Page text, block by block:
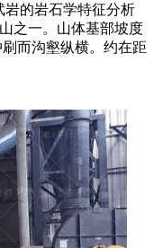
岩的岩石学特征分析
之一。山体基部坡度
而沟壑纵横。约在距